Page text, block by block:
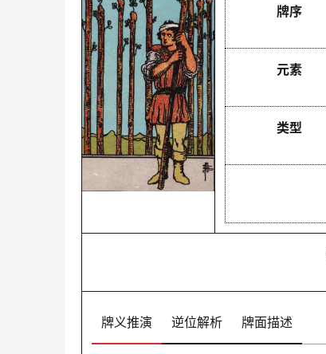
牌序
元素
类型
牌义推演 逆位解析 牌面描述